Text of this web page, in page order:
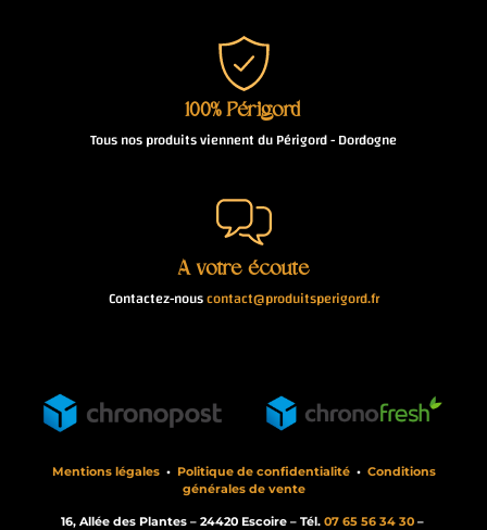
100% Périgord
Tous nos produits viennent du Périgord - Dordogne
À votre écoute
Contactez-nouscontact@produitsperigord.fr
Mentions légales• Politique de confidentialité• Conditions
générales de vente
16, Allée des Plantes – 24420 Escoire – Tél. 07 65 56 34 30–